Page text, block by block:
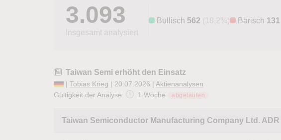
3.093
Insgesamt analysiert
Bullisch 562 (18,2%) Bärisch 131
Taiwan Semi erhöht den Einsatz
| Tobias Krieg | 20.07.2026 | Aktienanalysen
Gültigkeit der Analyse:
1 Woche abgelaufen
Taiwan Semiconductor Manufacturing Company Ltd. ADR